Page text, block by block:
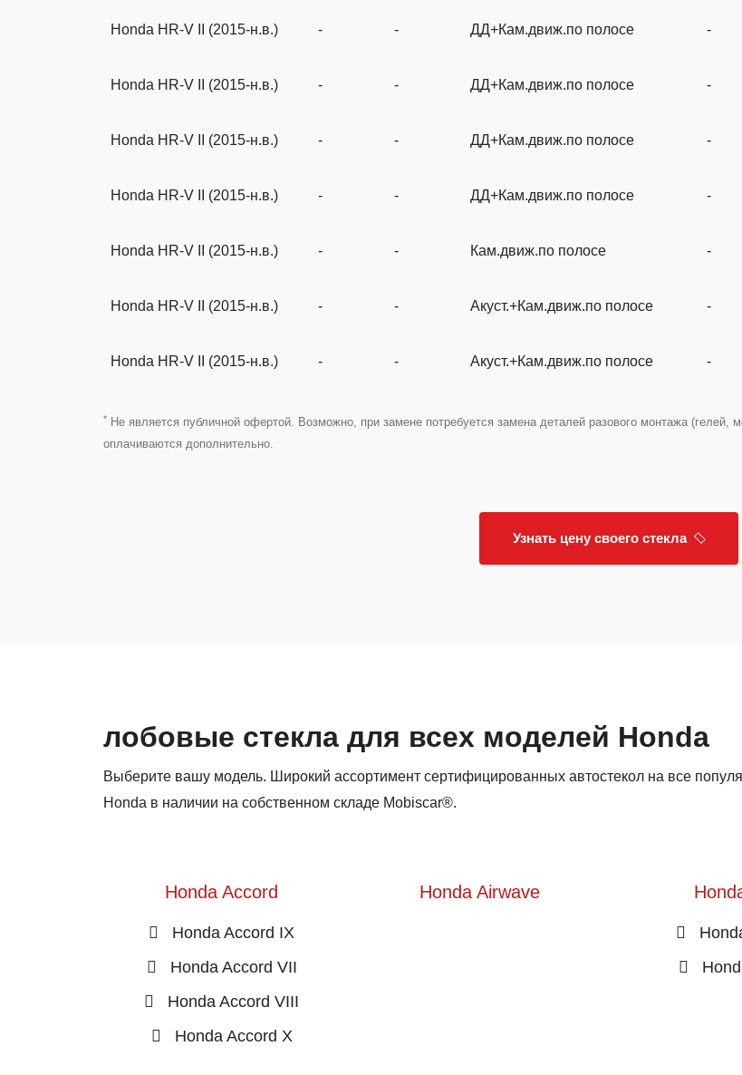
Honda HR-V II (2015-н.в.) - - ДД+Кам.движ.по полосе -
Honda HR-V II (2015-н.в.) - - ДД+Кам.движ.по полосе -
Honda HR-V II (2015-н.в.) - - ДД+Кам.движ.по полосе -
Honda HR-V II (2015-н.в.) - - ДД+Кам.движ.по полосе -
Honda HR-V II (2015-н.в.) - - Кам.движ.по полосе -
Honda HR-V II (2015-н.в.) - - Акуст.+Кам.движ.по полосе -
Honda HR-V II (2015-н.в.) - - Акуст.+Кам.движ.по полосе -
* Не является публичной офертой. Возможно, при замене потребуется замена деталей разового монтажа (гелей,
оплачиваются дополнительно.
Узнать цену своего стекла
лобовые стекла для всех моделей Honda
Выберите вашу модель. Широкий ассортимент сертифицированных автостекол на все
Honda в наличии на собственном складе Mobiscar®.
Honda Accord
Honda Accord IX
Honda Accord VII
Honda Accord VIII
Honda Accord X
Honda Airwave